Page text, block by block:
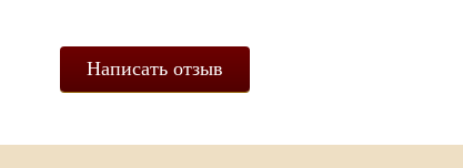
Написать отзыв